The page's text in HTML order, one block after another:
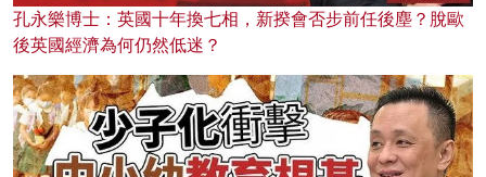
孔永樂博士：英國十年換七相，新揆會否步前任後塵？脫歐
後英國經濟為何仍然低迷？